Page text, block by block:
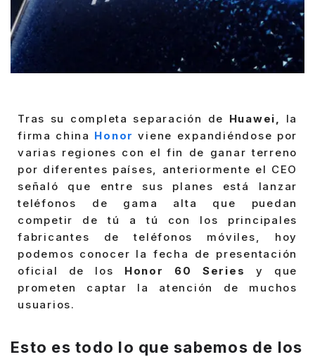
Tras su completa separación de Huawei, la
firma china Honor viene expandiéndose por
varias regiones con el fin de ganar terreno
por diferentes países, anteriormente el CEO
señaló que entre sus planes está lanzar
teléfonos de gama alta que puedan
competir de tú a tú con los principales
fabricantes de teléfonos móviles, hoy
podemos conocer la fecha de presentación
oficial de los Honor 60 Series y que
prometen captar la atención de muchos
usuarios.
Esto es todo lo que sabemos de los